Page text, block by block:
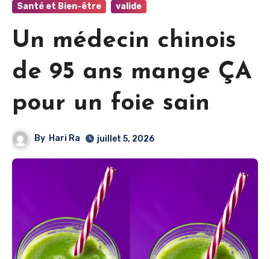
Santé et Bien-être
valide
Un médecin chinois
de 95 ans mange ÇA
pour un foie sain
By Hari Ra juillet 5, 2026